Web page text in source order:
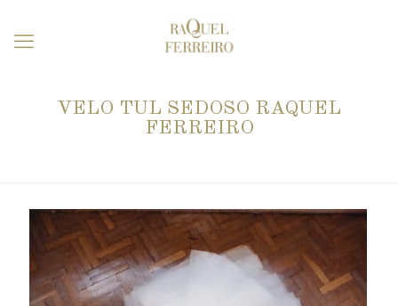
VELO TUL SEDOSO RAQUEL
FERREIRO